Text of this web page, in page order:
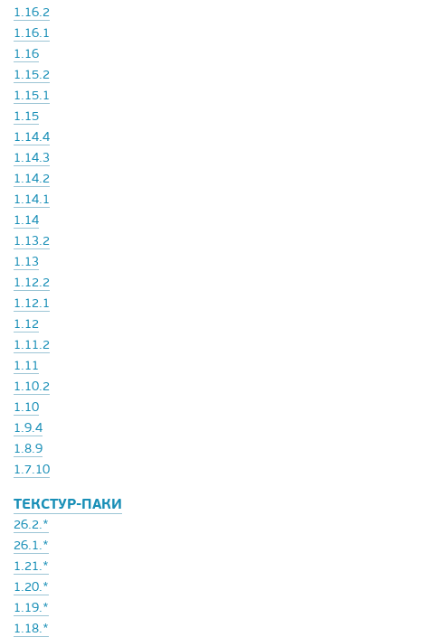
1.16.2
1.16.1
1.16
1.15.2
1.15.1
1.15
1.14.4
1.14.3
1.14.2
1.14.1
1.14
1.13.2
1.13
1.12.2
1.12.1
1.12
1.11.2
1.11
1.10.2
1.10
1.9.4
1.8.9
1.7.10
ТЕКСТУР-ПАКИ
26.2.*
26.1.*
1.21.*
1.20.*
1.19.*
1.18.*